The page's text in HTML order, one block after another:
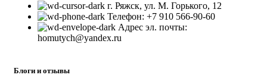
г. Ряжск, ул. М. Горького, 12
Телефон: +7 910 566-90-60
Адрес эл. почты:
homutych@yandex.ru
Блоги и отзывы